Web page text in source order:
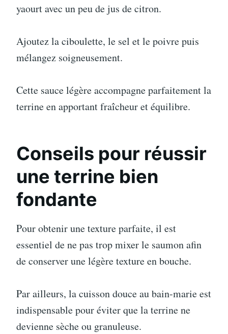
yaourt avec un peu de jus de citron.
Ajoutez la ciboulette, le sel et le poivre puis
mélangez soigneusement.
Cette sauce légère accompagne parfaitement la
terrine en apportant fraîcheur et équilibre.
Conseils pour réussir
une terrine bien
fondante
Pour obtenir une texture parfaite, il est
essentiel de ne pas trop mixer le saumon afin
de conserver une légère texture en bouche.
Par ailleurs, la cuisson douce au bain-marie est
indispensable pour éviter que la terrine ne
devienne sèche ou granuleuse.